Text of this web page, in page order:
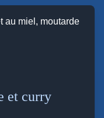
et curry